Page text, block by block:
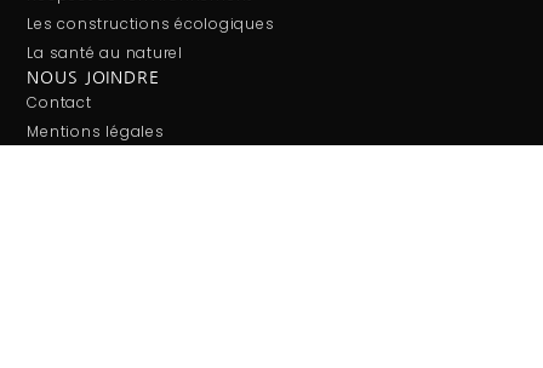
Les constructions écologiques
La santé au naturel
NOUS JOINDRE
Contact
Mentions légales